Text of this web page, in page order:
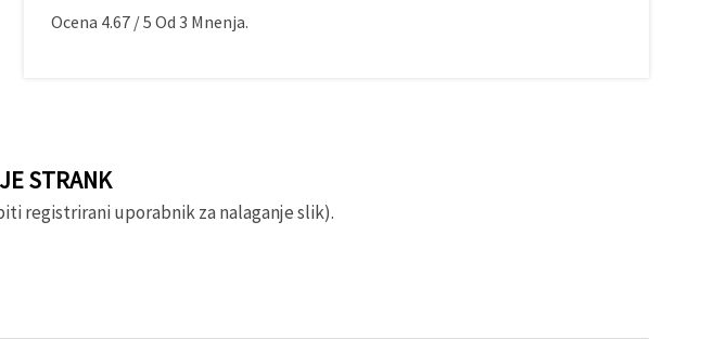
Ocena 4.67 /5 Od 3 Mnenja.
STRANK
registrirani uporabnik za nalaganje slik).